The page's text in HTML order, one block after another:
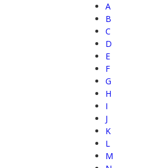
A
B
C
D
E
F
G
H
I
J
K
L
M